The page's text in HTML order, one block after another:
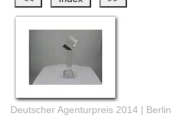
Deutscher Agenturpreis 2014 | Berlin